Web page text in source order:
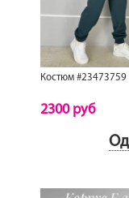
Костюм #23473759
2300 руб